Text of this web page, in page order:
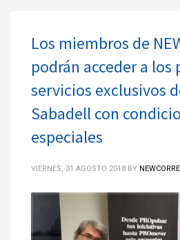
Los miembros de
podrán acceder a
servicios exclusivos
Sabadell con
especiales
VIERNES, 31 AGOSTO 2018 BY